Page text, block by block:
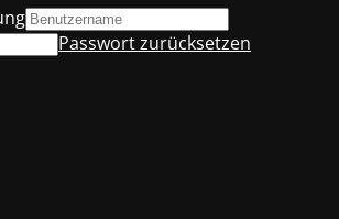
Passwort zurücksetzen